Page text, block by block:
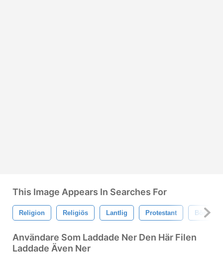
This Image Appears In Searches For
Religion Religiös Lantlig Protestant Bön
Användare Som Laddade Ner Den Här Filen
Laddade Även Ner